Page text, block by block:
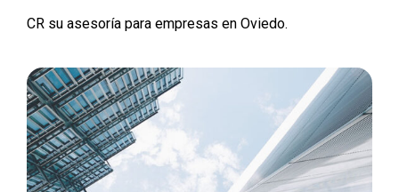
CR su asesoría para empresas en Oviedo.